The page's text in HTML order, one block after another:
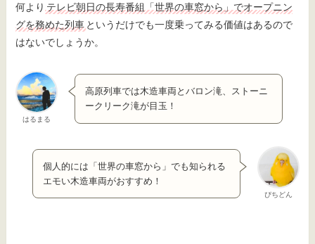
何より テレビ朝日の長寿番組「世界の車窓から」でオープニン
グを務めた列車 というだけでも一度乗ってみる価値はあるので
はないでしょうか。
はるまる
高原列車では木造車両とバロン滝、ストーニ
ークリーク滝が目玉！
ぴちどん
個人的には「世界の車窓から」でも知られる
エモい木造車両がおすすめ！